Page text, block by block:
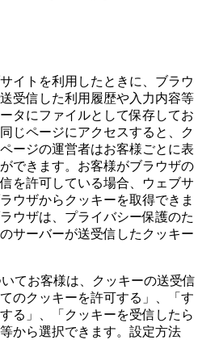
イトを利用したときに、ブラウ
受信した利用履歴や入力内容等
タにファイルとして保存してお
じページにアクセスすると、ク
ージの運営者はお客様ごとに表
できます。お客様がブラウザの
を許可している場合、ウェブサ
ウザからクッキーを取得できま
ウザは、プライバシー保護のた
サーバーが送受信したクッキー
てお客様は、クッキーの送受信
のクッキーを許可する」、「す
る」、「クッキーを受信したら
から選択できます。設定方法